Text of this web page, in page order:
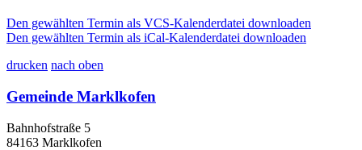
Den gewählten Termin als VCS-Kalenderdatei downloaden
Den gewählten Termin als iCal-Kalenderdatei downloaden
drucken nach oben
Gemeinde Marklkofen
Bahnhofstraße 5
84163 Marklkofen